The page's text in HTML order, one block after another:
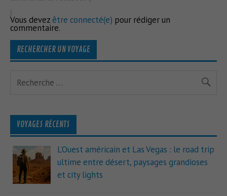
)
Vous devezêtre connecté(e) pour rédiger un
commentaire.
RECHERCHER UN VOYAGE
VOYAGES RÉCENTS
L’Ouest américain et Las Vegas : le road trip
ultime entre désert, paysages grandioses
et city lights